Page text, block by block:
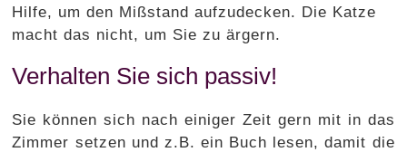
Hilfe, um den Mißstand aufzudecken. Die Katze
macht das nicht, um Sie zu ärgern.
Verhalten Sie sich passiv!
Sie können sich nach einiger Zeit gern mit in das
Zimmer setzen und z.B. ein Buch lesen, damit die